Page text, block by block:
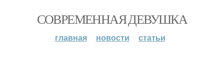
СОВРЕМЕННАЯ ДЕВУШКА
главная новости статьи